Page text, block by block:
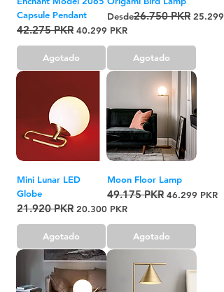
Capsule Pendant
Precio
42.275 PKR Precio de oferta
40.299 PKR
Agotado
Desde
Precio26.750 PKR 25.299
Precio de oferta
Agotado
Mini Lunar LED
Globe
Precio
21.920 PKR Precio de oferta
20.300 PKR
Agotado
Moon Floor Lamp
Precio
49.175 PKR Precio de
46.299 PKR
Agotado